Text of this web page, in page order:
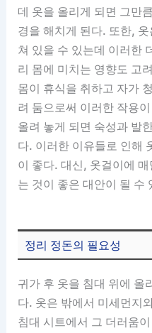
데 옷을 올리게 되면 그만
경을 해치게 된다. 또한,
쳐 있을 수 있는데 이러한
리 몸에 미치는 영향도 고
몸이 휴식을 취하고 자가
려 둠으로써 이러한 작용
올려 놓게 되면 숙성과 발
다. 이러한 이유들로 인해
이 좋다. 대신, 옷걸이에
는 것이 좋은 대안이 될 수
정리 정돈의 필요성
귀가 후 옷을 침대 위에 올
다. 옷은 밖에서 미세먼지
침대 시트에서 그 더러움